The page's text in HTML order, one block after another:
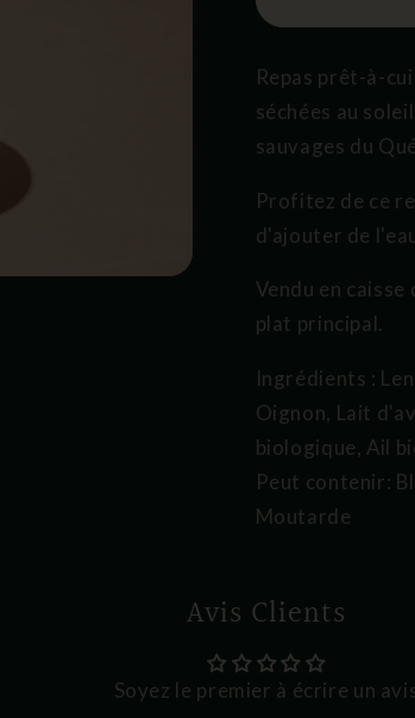
Repas prêt-à-
séchées au
sauvages du
Profitez de ce
d'ajouter de
Vendu en
plat principal.
Ingrédients :
Oignon, Lait
biologique, Ail
Peut contenir:
Moutarde
Avis Clients
Soyez le premier à écrire un